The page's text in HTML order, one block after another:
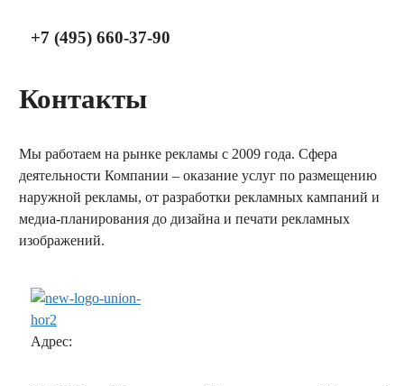
+7 (495) 660-37-90
Контакты
Мы работаем на рынке рекламы с 2009 года. Сфера
деятельности Компании – оказание услуг по размещению
наружной рекламы, от разработки рекламных кампаний и
медиа-планирования до дизайна и печати рекламных
изображений.
Адрес: